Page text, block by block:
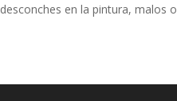
desconches en la pintura, malos